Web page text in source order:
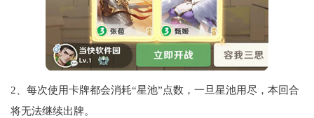
2、每次使用卡牌都会消耗“星池”点数，一旦星池用尽，本回合
将无法继续出牌。